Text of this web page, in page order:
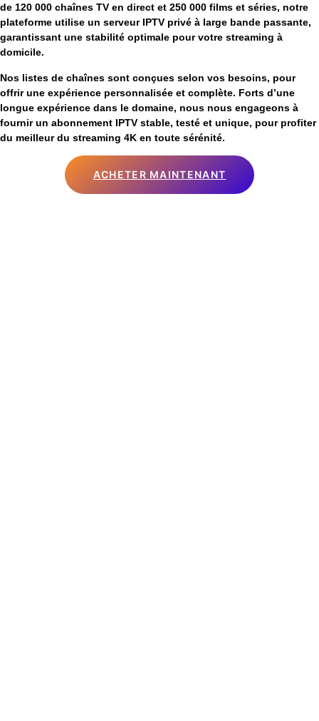
de 120 000 chaînes TV en direct et 250 000 films et séries, notre
plateforme utilise un serveur IPTV privé à large bande passante,
garantissant une stabilité optimale pour votre streaming à
domicile.
Nos listes de chaînes sont conçues selon vos besoins, pour
offrir une expérience personnalisée et complète. Forts d’une
longue expérience dans le domaine, nous nous engageons à
fournir un abonnement IPTV stable, testé et unique, pour profiter
du meilleur du streaming 4K en toute sérénité.
ACHETER MAINTENANT